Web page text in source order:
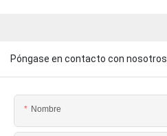
Póngase en contacto con nosotros
Nombre